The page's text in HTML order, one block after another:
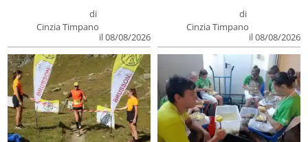
di
Cinzia Timpano
il 08/08/2026
di
Cinzia Timpano
il 08/08/2026